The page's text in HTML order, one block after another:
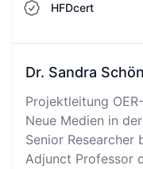
HFDcert
Dr. Sandra Schön
Projektleitung
Neue Medien in
Senior Researcher
Adjunct Professor